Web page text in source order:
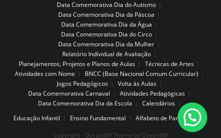
Data Comemorativa Dia do Autismo
Data Comemorativa Dia da Páscoa
Data Comemorativa Dia da Água
Data Comemorativa Dia do Circo
Data Comemorativa Dia da Mulher
Relatório Individual de Avaliação
Planejamentos, Projetos e Planos de Aulas
Técnicas de Artes
Atividades com Nome
BNCC (Base Nacional Comum Curricular)
Jogos Pedagógicos
Volta às Aulas
Data Comemorativa Carnaval
Atividades Pedagógicas
Data Comemorativa Dia da Escola
Calendários
Educação Infantil
Ensino Fundamental Alfabeto de Parede
Copyright - OceanWP Theme by OceanWP